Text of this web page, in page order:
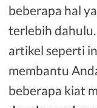
beberapa hal
terlebih
artikel seperti
membantu
beberapa kiat